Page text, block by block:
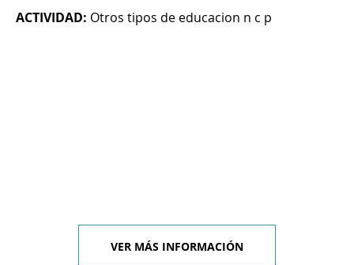
ACTIVIDAD: Otros tipos de educacion n c p
VER MÁS INFORMACIÓN